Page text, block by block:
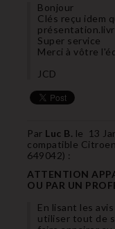
Bonjour
Clés reçu idem
Super service
Merci à vôtre
JCD
Par Luc B. le 13
compatible
649042) :
ATTENTION
OU PAR UN
En lisant les
utiliser tout de